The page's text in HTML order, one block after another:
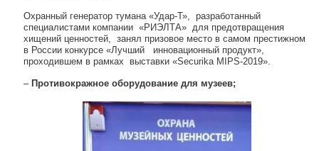
Охранный генератор тумана «Удар-Т», разработанный
специалистами компании «РИЭЛТА» для предотвращения
хищений ценностей, занял призовое место в самом престижном
в России конкурсе «Лучший инновационный продукт»,
проходившем в рамках выставки «Securika MIPS-2019».
– Противокражное оборудование для музеев;